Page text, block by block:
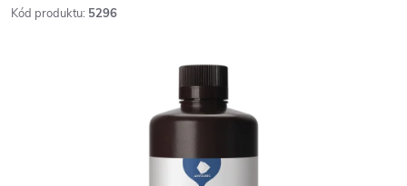
Kód produktu: 5296